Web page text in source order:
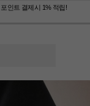
포인트 결제시 1% 적립!